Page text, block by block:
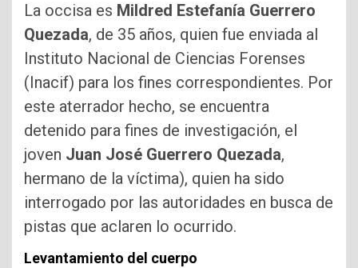
La occisa es Mildred Estefanía Guerrero
Quezada, de 35 años, quien fue enviada al
Instituto Nacional de Ciencias Forenses
(Inacif) para los fines correspondientes. Por
este aterrador hecho, se encuentra
detenido para fines de investigación, el
joven Juan José Guerrero Quezada,
hermano de la víctima), quien ha sido
interrogado por las autoridades en busca de
pistas que aclaren lo ocurrido.
Levantamiento del cuerpo